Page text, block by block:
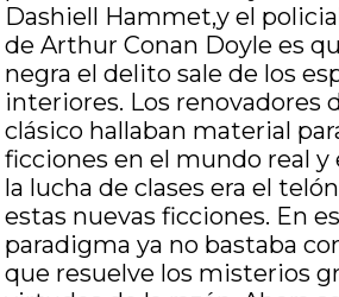
Dashiell Hammet,y el
de Arthur Conan Doyle es
negra el delito sale de los
interiores. Los renovadores
clásico hallaban material
ficciones en el mundo real y
la lucha de clases era el
estas nuevas ficciones. En
paradigma ya no bastaba
que resuelve los misterios